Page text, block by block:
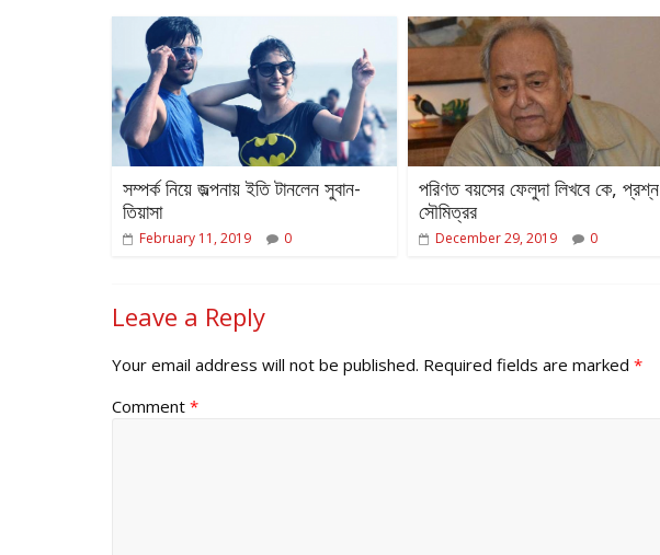
সম্পর্ক নিয়ে জল্পনায় ইতি টানলেন সুবান-
তিয়াসা
February 11, 2019 0
পরিণত বয়সের ফেলুদা লিখবে কে, প্রশ্ন
সৌমিত্রর
December 29, 2019 0
Leave a Reply
Your email address will not be published. Required fields are marked *
Comment *